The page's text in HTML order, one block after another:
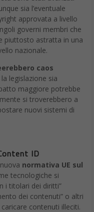
sia l’eventuale
approvata a livello
governi membri che
piuttosto astratta in una
nazionale.
caos
la legislazione sia
maggiore potrebbe
si troverebbero a
nuovi sistemi di
ID
normativa UE sul
tecnologiche si
i titolari dei diritti”
dei contenuti” o altri
contenuti illeciti.